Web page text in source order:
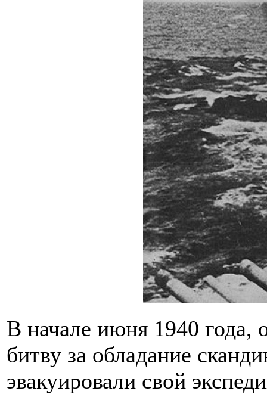
В начале июня 1940 года,
битву за обладание
эвакуировали свой